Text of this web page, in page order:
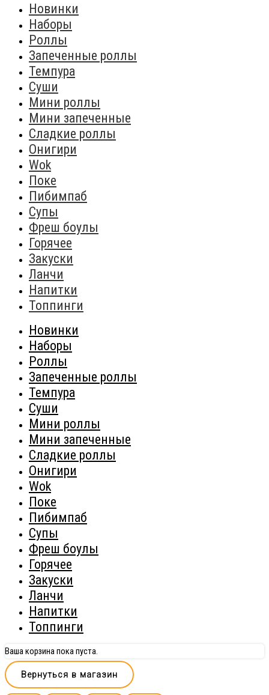
Новинки
Наборы
Роллы
Запеченные роллы
Темпура
Суши
Мини роллы
Мини запеченные
Сладкие роллы
Онигири
Wok
Поке
Пибимпаб
Супы
Фреш боулы
Горячее
Закуски
Ланчи
Напитки
Топпинги
Новинки
Наборы
Роллы
Запеченные роллы
Темпура
Суши
Мини роллы
Мини запеченные
Сладкие роллы
Онигири
Wok
Поке
Пибимпаб
Супы
Фреш боулы
Горячее
Закуски
Ланчи
Напитки
Топпинги
Ваша корзина пока пуста.
Вернуться в магазин